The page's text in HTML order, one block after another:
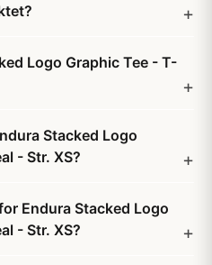
Logo Graphic Tee - T-
Stacked Logo
- Str. XS?
Endura Stacked Logo
- Str. XS?